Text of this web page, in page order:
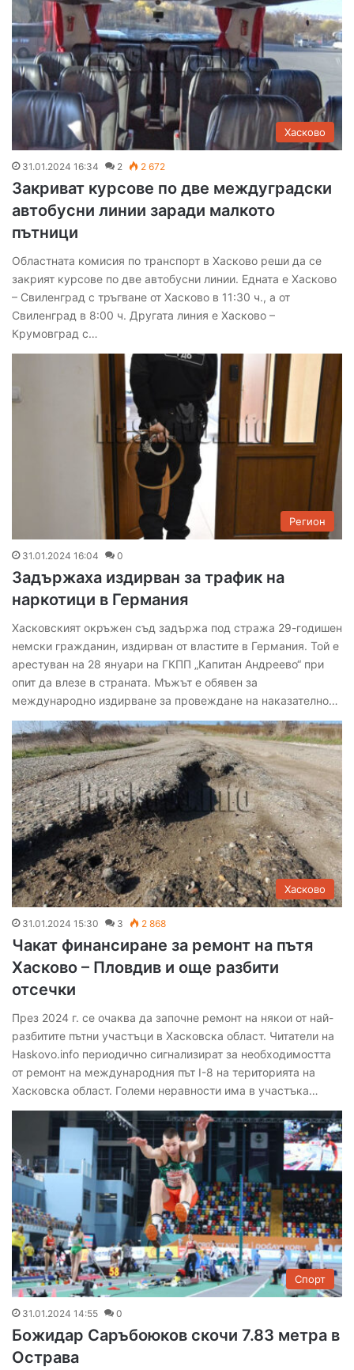
Хасково
31.01.2024 16:34 2 2 672
Закриват курсове по две междуградски
автобусни линии заради малкото
пътници
Областната комисия по транспорт в Хасково реши да се
закрият курсове по две автобусни линии. Едната е Хасково
– Свиленград с тръгване от Хасково в 11:30 ч., а от
Свиленград в 8:00 ч. Другата линия е Хасково –
Крумовград с…
Регион
31.01.2024 16:04 0
Задържаха издирван за трафик на
наркотици в Германия
Хасковският окръжен съд задържа под стража 29-годишен
немски гражданин, издирван от властите в Германия. Той е
арестуван на 28 януари на ГКПП „Капитан Андреево“ при
опит да влезе в страната. Мъжът е обявен за
международно издирване за провеждане на наказателно…
Хасково
31.01.2024 15:30 3 2 868
Чакат финансиране за ремонт на пътя
Хасково – Пловдив и още разбити
отсечки
През 2024 г. се очаква да започне ремонт на някои от най-
разбитите пътни участъци в Хасковска област. Читатели на
Haskovo.info периодично сигнализират за необходимостта
от ремонт на международния път I-8 на територията на
Хасковска област. Големи неравности има в участъка…
Спорт
31.01.2024 14:55 0
Божидар Саръбоюков скочи 7.83 метра в
Острава